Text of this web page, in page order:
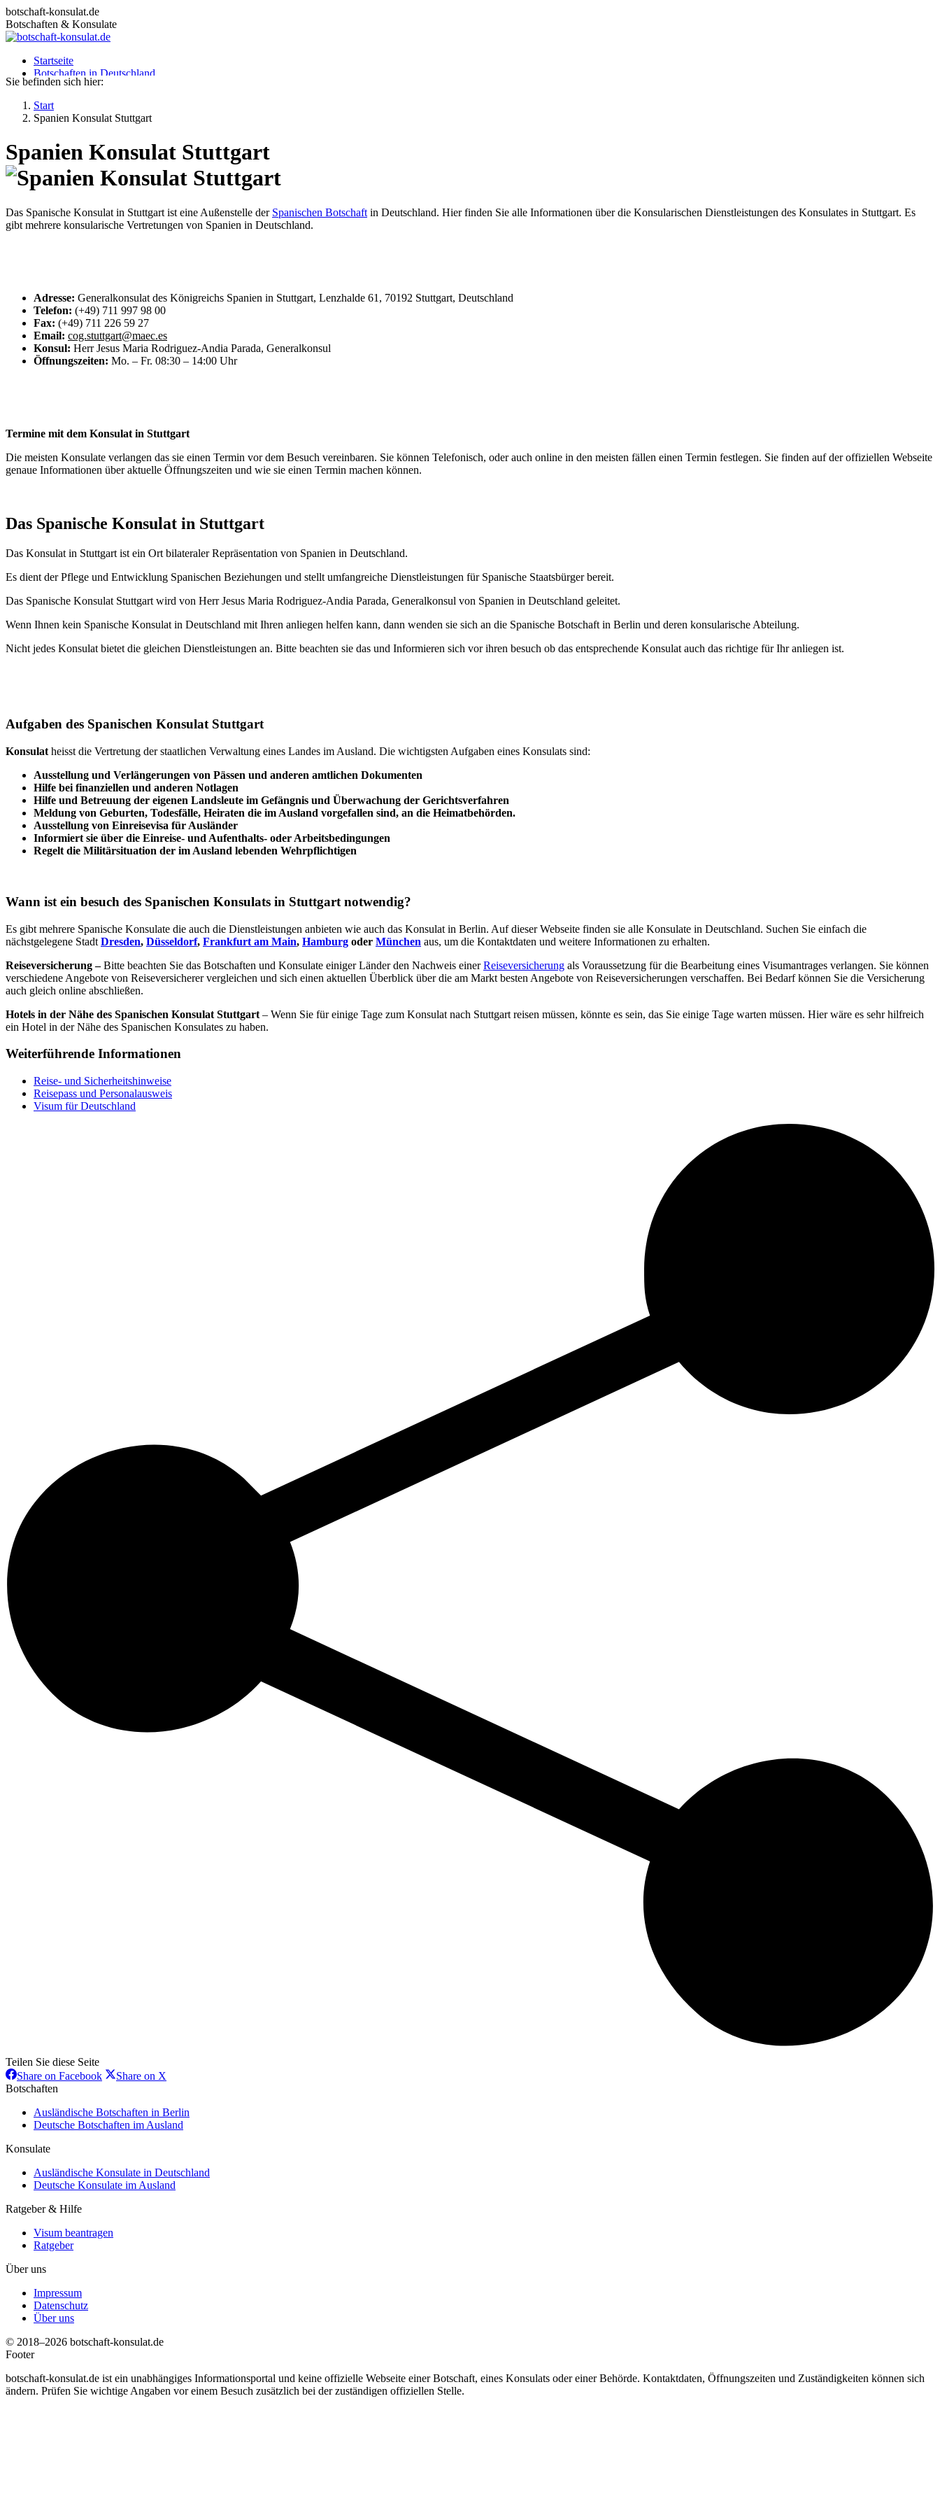
Zum
Inhalt
springen
botschaft-konsulat.de
Botschaften & Konsulate
Startseite
Botschaften in Deutschland
Botschaften im Ausland
Deutsche Konsulate im Ausland
Visum beantragen
Sie befinden sich hier:
Start
Spanien Konsulat Stuttgart
Spanien Konsulat Stuttgart
Das Spanische Konsulat in Stuttgart ist eine Außenstelle der Spanischen Botschaft in Deutschland. Hier finden Sie alle Informationen über die Konsularischen Dienstleistungen des Konsulates in Stuttgart. Es
gibt mehrere konsularische Vertretungen von Spanien in Deutschland.
Adresse: Generalkonsulat des Königreichs Spanien in Stuttgart, Lenzhalde 61, 70192 Stuttgart, Deutschland
Telefon: (+49) 711 997 98 00
Fax: (+49) 711 226 59 27
Email: cog.stuttgart@maec.es
Konsul: Herr Jesus Maria Rodriguez-Andia Parada, Generalkonsul
Öffnungszeiten: Mo. – Fr. 08:30 – 14:00 Uhr
Termine mit dem Konsulat in Stuttgart
Die meisten Konsulate verlangen das sie einen Termin vor dem Besuch vereinbaren. Sie können Telefonisch, oder auch online in den meisten fällen einen Termin festlegen. Sie finden auf der offiziellen Webseite
genaue Informationen über aktuelle Öffnungszeiten und wie sie einen Termin machen können.
Das Spanische Konsulat in Stuttgart
Das Konsulat in Stuttgart ist ein Ort bilateraler Repräsentation von Spanien in Deutschland.
Es dient der Pflege und Entwicklung Spanischen Beziehungen und stellt umfangreiche Dienstleistungen für Spanische Staatsbürger bereit.
Das Spanische Konsulat Stuttgart wird von Herr Jesus Maria Rodriguez-Andia Parada, Generalkonsul von Spanien in Deutschland geleitet.
Wenn Ihnen kein Spanische Konsulat in Deutschland mit Ihren anliegen helfen kann, dann wenden sie sich an die Spanische Botschaft in Berlin und deren konsularische Abteilung.
Nicht jedes Konsulat bietet die gleichen Dienstleistungen an. Bitte beachten sie das und Informieren sich vor ihren besuch ob das entsprechende Konsulat auch das richtige für Ihr anliegen ist.
Aufgaben des Spanischen Konsulat Stuttgart
Konsulat heisst die Vertretung der staatlichen Verwaltung eines Landes im Ausland. Die wichtigsten Aufgaben eines Konsulats sind:
Ausstellung und Verlängerungen von Pässen und anderen amtlichen Dokumenten
Hilfe bei finanziellen und anderen Notlagen
Hilfe und Betreuung der eigenen Landsleute im Gefängnis und Überwachung der Gerichtsverfahren
Meldung von Geburten, Todesfälle, Heiraten die im Ausland vorgefallen sind, an die Heimatbehörden.
Ausstellung von Einreisevisa für Ausländer
Informiert sie über die Einreise- und Aufenthalts- oder Arbeitsbedingungen
Regelt die Militärsituation der im Ausland lebenden Wehrpflichtigen
Wann ist ein besuch des Spanischen Konsulats in Stuttgart notwendig?
Es gibt mehrere Spanische Konsulate die auch die Dienstleistungen anbieten wie auch das Konsulat in Berlin. Auf dieser Webseite finden sie alle Konsulate in Deutschland. Suchen Sie einfach die
nächstgelegene Stadt Dresden, Düsseldorf, Frankfurt am Main, Hamburg oder München aus, um die Kontaktdaten und weitere Informationen zu erhalten.
Reiseversicherung –Bitte beachten Sie das Botschaften und Konsulate einiger Länder den Nachweis einerReiseversicherung als Voraussetzung für die Bearbeitung eines Visumantrages verlangen. Sie können
verschiedene Angebote von Reiseversicherer vergleichen und sich einen aktuellen Überblick über die am Markt besten Angebote von Reiseversicherungen verschaffen. Bei Bedarf können Sie die Versicherung
auch gleich online abschließen.
Hotels in der Nähe des Spanischen Konsulat Stuttgart – Wenn Sie für einige Tage zum Konsulat nach Stuttgart reisen müssen, könnte es sein, das Sie einige Tage warten müssen. Hier wäre es sehr hilfreich
ein Hotel in der Nähe des Spanischen Konsulates zu haben.
Weiterführende Informationen
Reise- und Sicherheitshinweise
Reisepass und Personalausweis
Visum für Deutschland
Teilen Sie diese Seite
Share on FacebookShareShare on X
Botschaften
Ausländische Botschaften in Berlin
Deutsche Botschaften im Ausland
Konsulate
Ausländische Konsulate in Deutschland
Deutsche Konsulate im Ausland
Ratgeber & Hilfe
Visum beantragen
Ratgeber
Über uns
Impressum
Datenschutz
Über uns
© 2018–2026 botschaft-konsulat.de
Footer
botschaft-konsulat.de ist ein unabhängiges Informationsportal und keine offizielle Webseite einer Botschaft, eines Konsulats oder einer Behörde. Kontaktdaten, Öffnungszeiten und Zuständigkeiten können sich
ändern. Prüfen Sie wichtige Angaben vor einem Besuch zusätzlich bei der zuständigen offiziellen Stelle.